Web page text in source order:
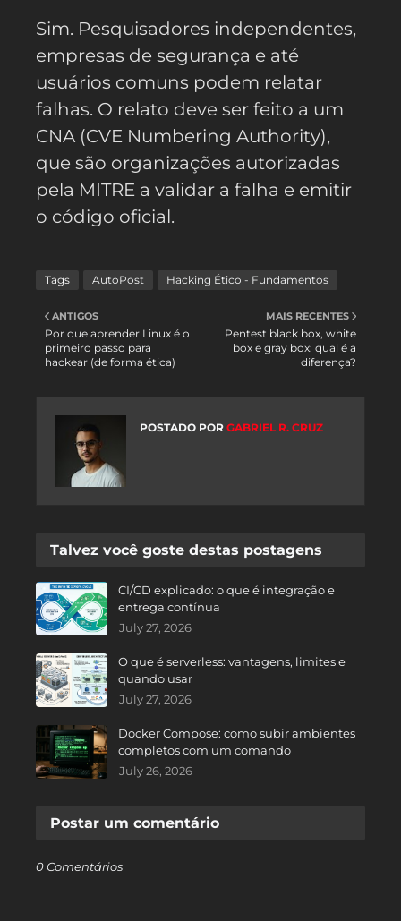
Sim. Pesquisadores independentes,
empresas de segurança e até
usuários comuns podem relatar
falhas. O relato deve ser feito a um
CNA (CVE Numbering Authority),
que são organizações autorizadas
pela MITRE a validar a falha e emitir
o código oficial.
Tags AutoPost Hacking Ético - Fundamentos
MAIS RECENTES
Pentest black box, white
box e gray box: qual é a
diferença?
ANTIGOS
Por que aprender Linux é o
primeiro passo para
hackear (de forma ética)
POSTADO POR GABRIEL R. CRUZ
Talvez você goste destas postagens
CI/CD explicado: o que é integração e
entrega contínua
July 27, 2026
O que é serverless: vantagens, limites e
quando usar
July 27, 2026
Docker Compose: como subir ambientes
completos com um comando
July 26, 2026
Postar um comentário
0 Comentários